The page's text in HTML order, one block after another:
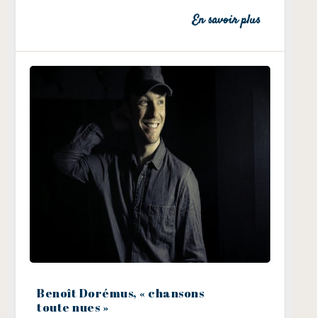
En savoir plus
Benoît Dorémus, « chansons
toute nues »